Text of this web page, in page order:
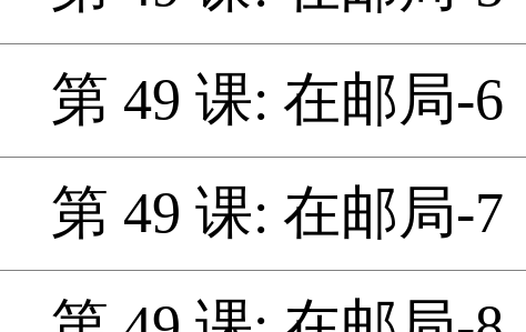
第 49 课: 在邮局-6
第 49 课: 在邮局-7